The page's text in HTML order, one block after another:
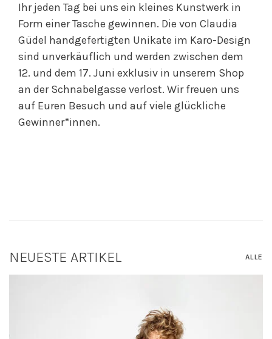
Ihr jeden Tag bei uns ein kleines Kunstwerk in
Form einer Tasche gewinnen. Die von Claudia
Güdel handgefertigten Unikate im Karo-Design
sind unverkäuflich und werden zwischen dem
12. und dem 17. Juni exklusiv in unserem Shop
an der Schnabelgasse verlost. Wir freuen uns
auf Euren Besuch und auf viele glückliche
Gewinner*innen.
NEUESTE ARTIKEL ALLE